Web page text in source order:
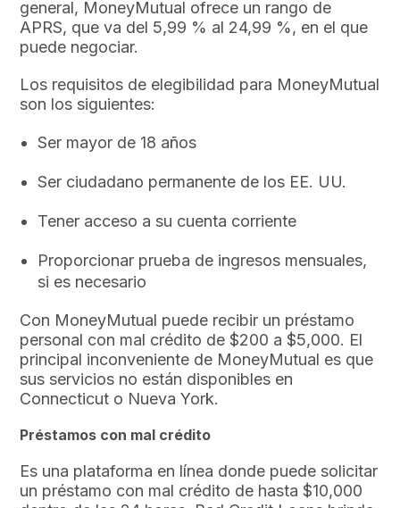
general, MoneyMutual ofrece un rango de
APRS, que va del 5,99 % al 24,99 %, en el que
puede negociar.
Los requisitos de elegibilidad para MoneyMutual
son los siguientes:
Ser mayor de 18 años
Ser ciudadano permanente de los EE. UU.
Tener acceso a su cuenta corriente
Proporcionar prueba de ingresos mensuales,
si es necesario
Con MoneyMutual puede recibir un préstamo
personal con mal crédito de $200 a $5,000. El
principal inconveniente de MoneyMutual es que
sus servicios no están disponibles en
Connecticut o Nueva York.
Préstamos con mal crédito
Es una plataforma en línea donde puede solicitar
un préstamo con mal crédito de hasta $10,000